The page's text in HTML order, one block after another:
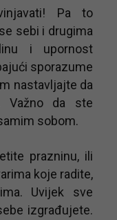
Pa to
sebi i drugima
i upornost
sporazume
nastavljajte da
da ste
sobom.
prazninu, ili
koje radite,
Uvijek sve
izgrađujete.